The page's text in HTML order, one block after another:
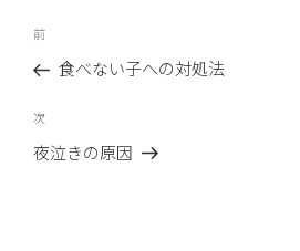
投
ナ
ビ
ゲ
前
の
稿
前
食べない子への対処法
次
の
次
夜泣きの原因